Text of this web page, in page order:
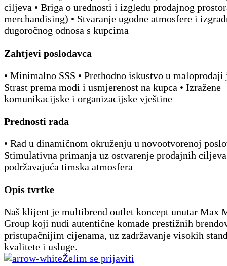
ciljeva • Briga o urednosti i izgledu prodajnog
merchandising) • Stvaranje ugodne atmosfere i
dugoročnog odnosa s kupcima
Zahtjevi poslodavca
• Minimalno SSS • Prethodno iskustvo u maloprodaji
Strast prema modi i usmjerenost na kupca • Izražene
komunikacijske i organizacijske vještine
Prednosti rada
• Rad u dinamičnom okruženju u novootvorenoj
Stimulativna primanja uz ostvarenje prodajnih
podržavajuća timska atmosfera
Opis tvrtke
Naš klijent je multibrend outlet koncept unutar Max
Group koji nudi autentične komade prestižnih
pristupačnijim cijenama, uz zadržavanje visokih
kvalitete i usluge.
Želim se prijaviti